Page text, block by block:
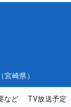
崎県）
など TV放送予定